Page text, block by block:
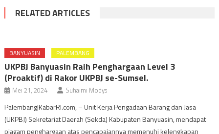
RELATED ARTICLES
BANYUASIN PALEMBANG
UKPBJ Banyuasin Raih Penghargaan Level 3
(Proaktif) di Rakor UKPBJ se-Sumsel.
Mei 21, 2024 Suhaimi Modys
Palembang|KabarRI.com, – Unit Kerja Pengadaan Barang dan Jasa
(UKPBJ) Sekretariat Daerah (Sekda) Kabupaten Banyuasin, mendapat
piagam penghargaan atas pencapaiannya memenuhi kelengkapan